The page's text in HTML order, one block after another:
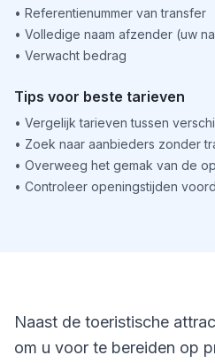
• Referentienummer van transfer
• Volledige naam afzender (uw
• Verwacht bedrag
Tips voor beste tarieven
• Vergelijk tarieven tussen
• Zoek naar aanbieders zonder
• Overweeg het gemak van de
• Controleer openingstijden
Naast de toeristische
om u voor te bereiden op